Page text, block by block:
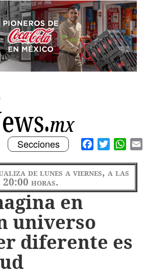
Facebook
Twitter
Toggle
navigation
Secciones
de lunes a viernes, a las
20:00 horas.
en
universo
diferente es